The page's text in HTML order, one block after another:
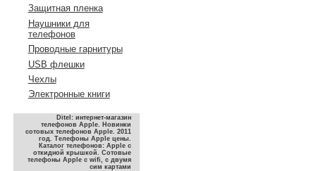
Защитная пленка
Наушники для
телефонов
Проводные гарнитуры
USB флешки
Чехлы
Электронные книги
Ditel: интернет-магазин
телефонов Apple. Новинки
сотовых телефонов Apple. 2011
год. Телефоны Apple цены.
Каталог телефонов: Apple с
откидной крышкой. Сотовые
телефоны Apple с wifi, с двумя
сим картами